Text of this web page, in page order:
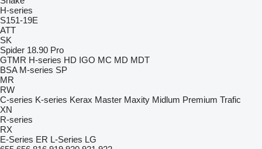
H-series
S151-19E
ATT
SK
Spider 18.90 Pro
GTMR H-series HD IGO MC MD MDT
BSA M-series SP
MR
RW
C-series K-series Kerax Master Maxity Midlum Premium Trafic
XN
R-series
RX
E-Series ER L-Series LG